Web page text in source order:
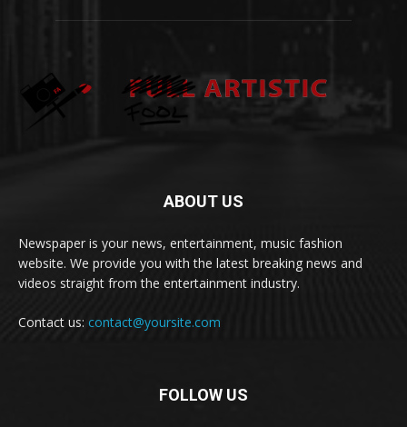
ABOUT US
Newspaper is your news, entertainment, music fashion
website. We provide you with the latest breaking news and
videos straight from the entertainment industry.
Contact us: contact@yoursite.com
FOLLOW US